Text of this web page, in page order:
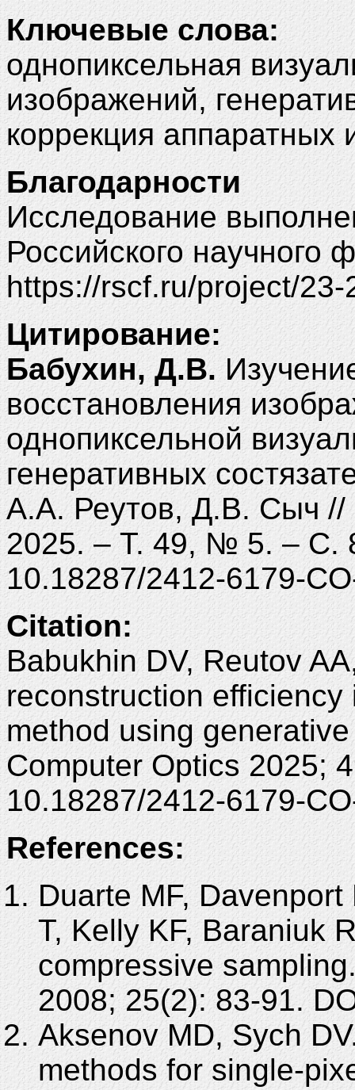
Ключевые слова:
однопиксельная
изображений,
коррекция аппаратных
Благодарности
Исследование
Российского
https://rscf.ru/project/23-
Цитирование:
Бабухин, Д.В.
восстановления
однопиксельной
генеративных
А.А. Реутов, Д.В. Сыч //
2025. – Т. 49, № 5. – С.
10.18287/2412-6179-
Citation:
Babukhin DV, Reutov
reconstruction
method using
Computer Optics 2025;
10.18287/2412-6179-
References:
Duarte MF,
T, Kelly KF, Baraniuk
compressive
2008; 25(2): 83-91.
Aksenov MD, Sych
methods for single-